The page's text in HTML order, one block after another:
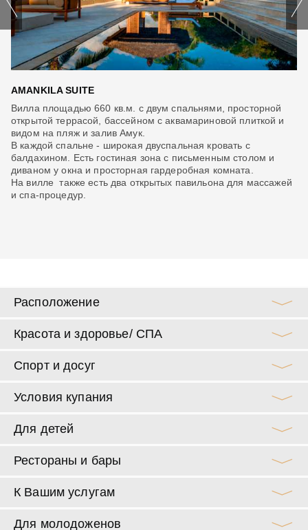
AMANKILA SUITE
Вилла площадью 660 кв.м. с двум спальнями, просторной
открытой террасой, бассейном с аквамариновой плиткой и
видом на пляж и залив Амук.
В каждой спальне - широкая двуспальная кровать с
балдахином. Есть гостиная зона с письменным столом и
диваном у окна и просторная гардеробная комната.
На вилле также есть два открытых павильона для массажей
и спа-процедур.
Расположение
Красота и здоровье/ СПА
Спорт и досуг
Условия купания
Для детей
Рестораны и бары
К Вашим услугам
Для молодоженов